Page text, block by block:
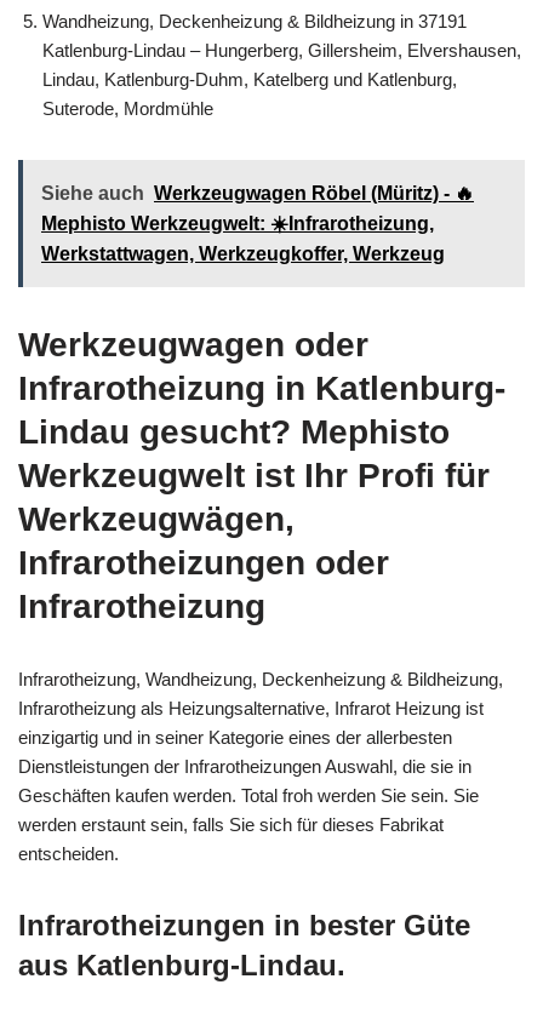
Wandheizung, Deckenheizung & Bildheizung in 37191
Katlenburg-Lindau – Hungerberg, Gillersheim, Elvershausen,
Lindau, Katlenburg-Duhm, Katelberg und Katlenburg,
Suterode, Mordmühle
Siehe auch Werkzeugwagen Röbel (Müritz) - 🔥
Mephisto Werkzeugwelt: ☀️Infrarotheizung,
Werkstattwagen, Werkzeugkoffer, Werkzeug
Werkzeugwagen oder
Infrarotheizung in Katlenburg-
Lindau gesucht? Mephisto
Werkzeugwelt ist Ihr Profi für
Werkzeugwägen,
Infrarotheizungen oder
Infrarotheizung
Infrarotheizung, Wandheizung, Deckenheizung & Bildheizung,
Infrarotheizung als Heizungsalternative, Infrarot Heizung ist
einzigartig und in seiner Kategorie eines der allerbesten
Dienstleistungen der Infrarotheizungen Auswahl, die sie in
Geschäften kaufen werden. Total froh werden Sie sein. Sie
werden erstaunt sein, falls Sie sich für dieses Fabrikat
entscheiden.
Infrarotheizungen in bester Güte
aus Katlenburg-Lindau.